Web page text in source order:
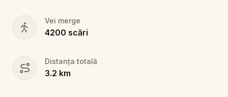
Vei merge
4200 scări
Distanța totală
3.2 km